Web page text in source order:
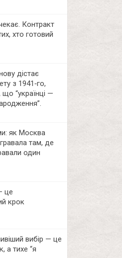
Контракт
хто готовий
дістає
з 1941‑го,
“українці —
як Москва
там, де
один
це
крок
вибір — це
а тихе “я